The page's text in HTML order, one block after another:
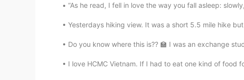
KR EN
원장이 지능적 안티인 듯하네요.😂
KR EN
“As he read, I fell in love the way you fall asleep:
Yesterdays hiking view. It was a short 5.5 mile hike
Do you know where this is?? 🏫 I was an exchange
I love HCMC Vietnam. If I had to eat one kind of food